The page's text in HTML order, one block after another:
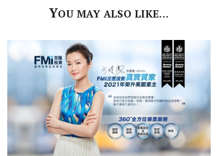
YOU MAY ALSO LIKE…